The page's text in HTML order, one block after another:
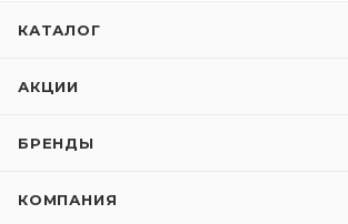
КАТАЛОГ
АКЦИИ
БРЕНДЫ
КОМПАНИЯ